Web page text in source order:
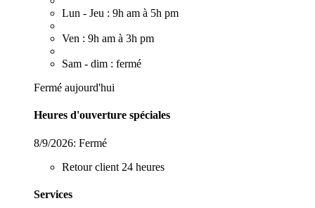
Lun - Jeu : 9h am à 5h pm
Ven : 9h am à 3h pm
Sam - dim : fermé
Fermé aujourd'hui
Heures d'ouverture spéciales
8/9/2026: Fermé
Retour client 24 heures
Services